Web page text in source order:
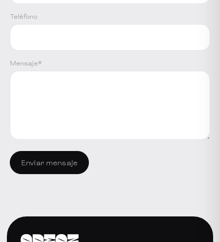
Teléfono
Mensaje*
Enviar mensaje